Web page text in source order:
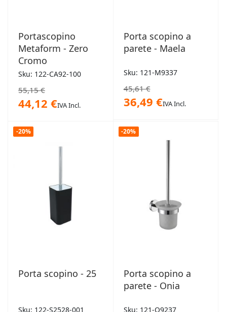
Portascopino
Metaform - Zero
Cromo
Sku: 122-CA92-100
55,15 €
44,12 €IVA Incl.
Porta scopino a
parete - Maela
Sku: 121-M9337
45,61 €
36,49 €IVA Incl.
-20%
Porta scopino - 25
Sku: 122-S2528-001
-20%
Porta scopino a
parete - Onia
Sku: 121-O9237